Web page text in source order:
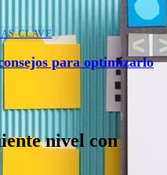
CLAVE
para optimizarlo
nivel con